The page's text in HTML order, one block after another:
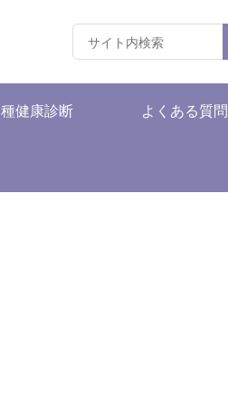
健康診断 よくある質問